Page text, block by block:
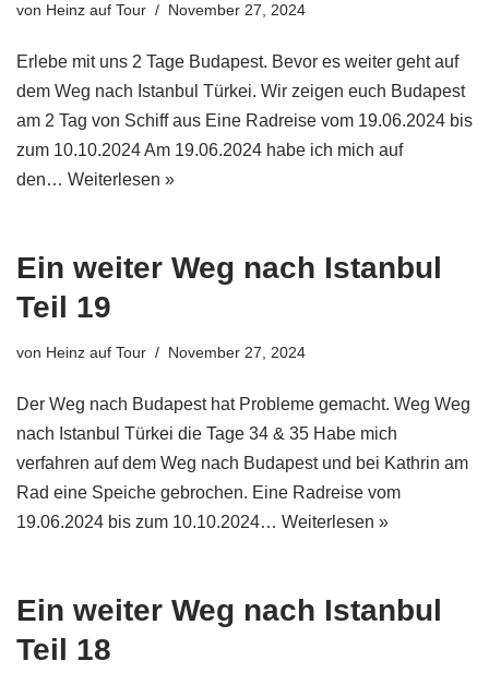
von Heinz auf Tour November 27, 2024
Erlebe mit uns 2 Tage Budapest. Bevor es weiter geht auf
dem Weg nach Istanbul Türkei. Wir zeigen euch Budapest
am 2 Tag von Schiff aus Eine Radreise vom 19.06.2024 bis
zum 10.10.2024 Am 19.06.2024 habe ich mich auf
den… Weiterlesen »
Ein weiter Weg nach Istanbul
Teil 19
von Heinz auf Tour November 27, 2024
Der Weg nach Budapest hat Probleme gemacht. Weg Weg
nach Istanbul Türkei die Tage 34 & 35 Habe mich
verfahren auf dem Weg nach Budapest und bei Kathrin am
Rad eine Speiche gebrochen. Eine Radreise vom
19.06.2024 bis zum 10.10.2024… Weiterlesen »
Ein weiter Weg nach Istanbul
Teil 18